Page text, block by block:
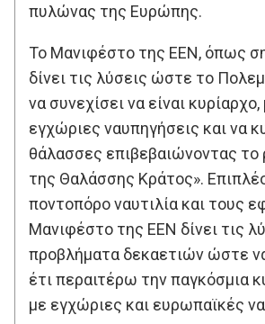
πυλώνας της Ευρώπης.
Το Μανιφέστο της ΕΕΝ, όπως
δίνει τις λύσεις ώστε το
να συνεχίσει να είναι
εγχώριες ναυπηγήσεις και να
θάλασσες επιβεβαιώνοντας
της Θαλάσσης Κράτος».
ποντοπόρο ναυτιλία και τους
Μανιφέστο της ΕΕΝ δίνει τις
προβλήματα δεκαετιών ώστε
έτι περαιτέρω την παγκόσμια
με εγχώριες και ευρωπαϊκές